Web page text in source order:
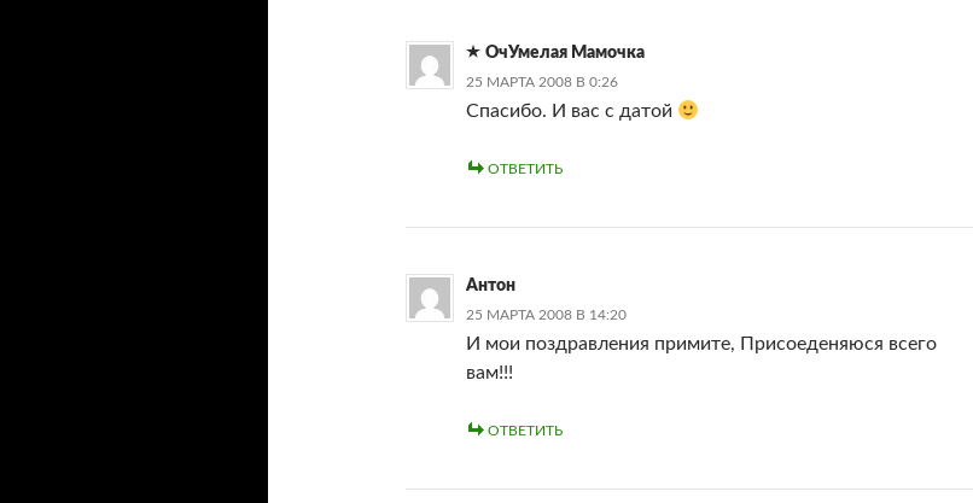
ОчУмелая Мамочка
25 МАРТА 2008 В 0:26
Спасибо. И вас с датой
ОТВЕТИТЬ
Антон
25 МАРТА 2008 В 14:20
И мои поздравления примите, Присоеденяюся всего
вам!!!
ОТВЕТИТЬ